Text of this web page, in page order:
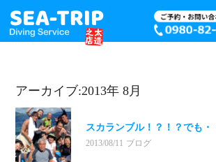
アーカイブ:2013年 8月
スカランブル！？！？でも・
2013/08/11 ブログ